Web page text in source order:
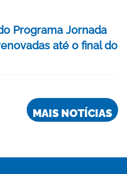
Programa Jornada
até o final do
MAIS NOTÍCIAS